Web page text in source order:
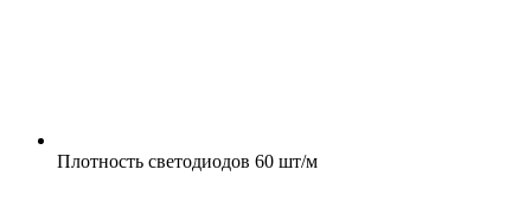
Плотность светодиодов 60 шт/м